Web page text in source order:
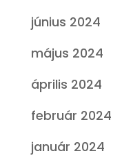
június 2024
május 2024
április 2024
február 2024
január 2024